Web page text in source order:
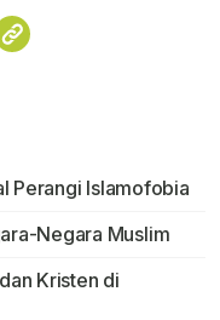
Perangi Islamofobia
Negara Muslim
Kristen di